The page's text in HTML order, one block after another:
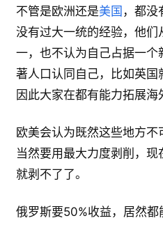
不管是欧洲还是美国 ，都没
没有过大一统的经验，他
一，也不认为自己占据一
著人口认同自己，比如英国
因此大家在都有能力拓展海
欧美会认为既然这些地方
当然要用最大力度剥削，
就剥不了了。
俄罗斯要50%收益，居然都